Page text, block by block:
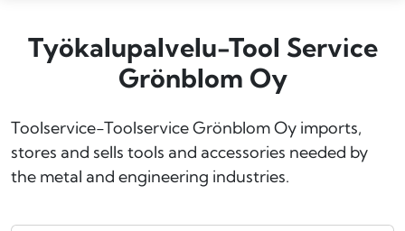
Työkalupalvelu-Tool Service
Grönblom Oy
Toolservice-Toolservice Grönblom Oy imports,
stores and sells tools and accessories needed by
the metal and engineering industries.